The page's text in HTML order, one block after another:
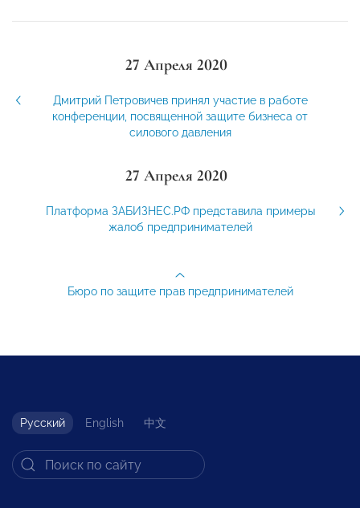
27 Апреля 2020
Дмитрий Петровичев принял участие в работе
конференции, посвященной защите бизнеса от
силового давления
27 Апреля 2020
Платформа ЗАБИЗНЕС.РФ представила примеры
жалоб предпринимателей
Бюро по защите прав предпринимателей
Русский English 中文